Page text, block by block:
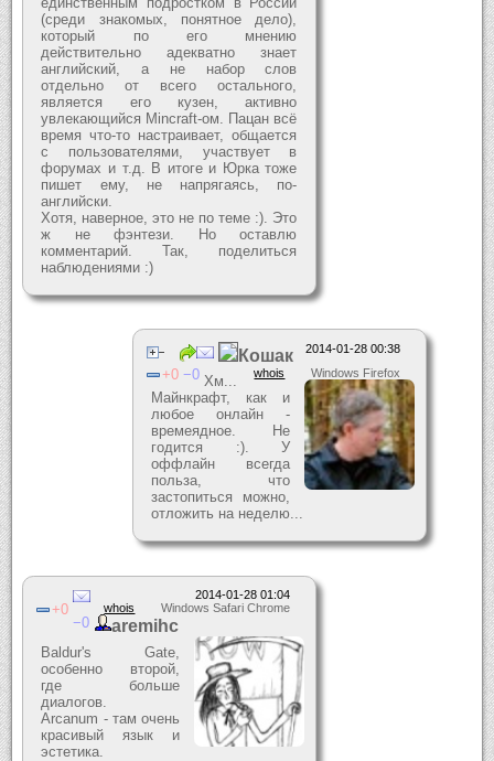
(среди знакомых, понятное дело),
который по его мнению
действительно адекватно знает
английский, а не набор слов
отдельно от всего остального,
является его кузен, активно
увлекающийся Mincraft-ом. Пацан всё
время что-то настраивает, общается
с пользователями, участвует в
форумах и т.д. В итоге и Юрка тоже
пишет ему, не напрягаясь, по-
английски.
Хотя, наверное, это не по теме :). Это
ж не фэнтези. Но оставлю
комментарий. Так, поделиться
наблюдениями :)
2014-01-28 00:38
Windows Firefox
whois
0 0
Кошак
Хм...
Майнкрафт, как и
любое онлайн -
времеядное. Не
годится :). У
оффлайн всегда
польза, что
застопиться можно,
отложить на неделю...
2014-01-28 01:04
Windows Safari Chrome
whois
0
0
aremihc
Baldur's Gate,
особенно второй,
где больше
диалогов.
Arcanum - там очень
красивый язык и
эстетика.